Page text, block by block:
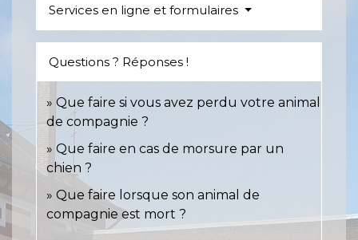
Services en ligne et formulaires
Questions ? Réponses !
Que faire si vous avez perdu votre animal
de compagnie ?
Que faire en cas de morsure par un
chien ?
Que faire lorsque son animal de
compagnie est mort ?